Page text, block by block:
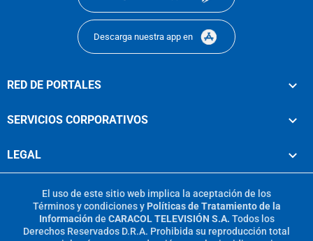
Descarga nuestra app en
RED DE PORTALES
SERVICIOS CORPORATIVOS
LEGAL
El uso de este sitio web implica la aceptación de los
Términos y condicionesy Políticas de Tratamiento de la
Información de CARACOL TELEVISIÓN S.A. Todos los
Derechos Reservados D.R.A. Prohibida su reproducción total